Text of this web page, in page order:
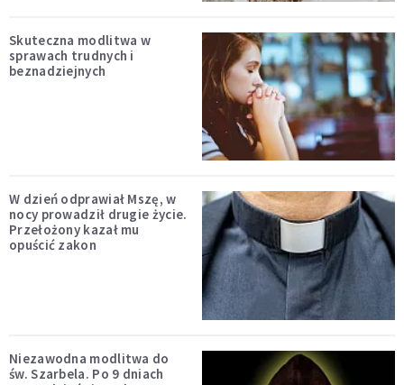
Skuteczna modlitwa w
sprawach trudnych i
beznadziejnych
W dzień odprawiał Mszę, w
nocy prowadził drugie życie.
Przełożony kazał mu
opuścić zakon
Niezawodna modlitwa do
św. Szarbela. Po 9 dniach